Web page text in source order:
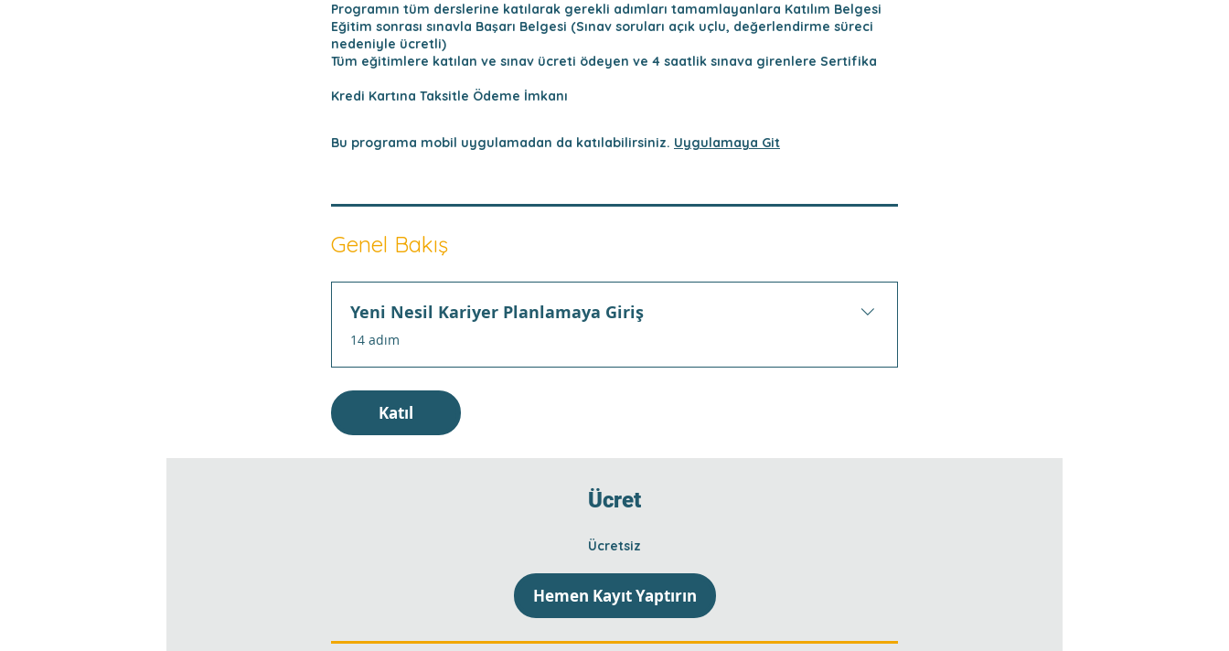
Programın tüm derslerine katılarak gerekli adımları tamamlayanlara Katılım Belgesi
Eğitim sonrası sınavla Başarı Belgesi (Sınav soruları açık uçlu, değerlendirme süreci
nedeniyle ücretli)
Tüm eğitimlere katılan ve sınav ücreti ödeyen ve 4 saatlik sınava girenlere Sertifika
Kredi Kartına Taksitle Ödeme İmkanı
Bu programa mobil uygulamadan da katılabilirsiniz. Uygulamaya Git
Genel Bakış
Yeni Nesil Kariyer Planlamaya Giriş
.14 adım
Katıl
Ücret
Ücretsiz
Hemen Kayıt Yaptırın